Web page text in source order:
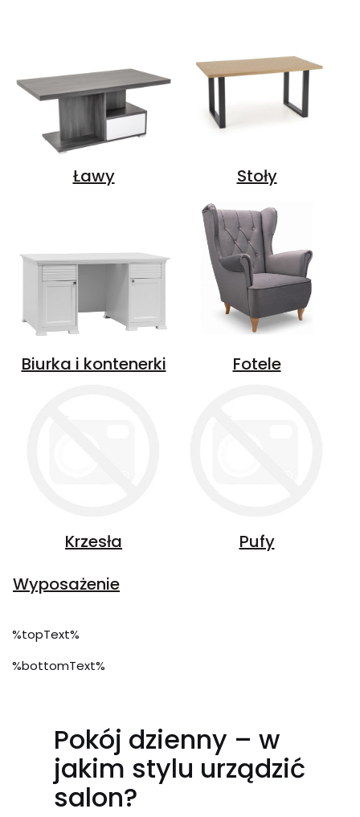
Ławy Stoły
Biurka i kontenerki Fotele
Krzesła
Pufy
Wyposażenie
%topText%
%bottomText%
Pokój dzienny – w
jakim stylu urządzić
salon?